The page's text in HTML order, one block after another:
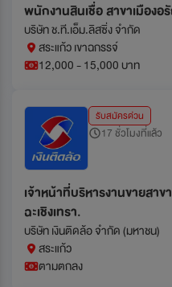
พนักงานสินเชื่อ สาขาเมืองอ
บริษัท ช.ที.เอ็ม.ลิสซิ่ง จำกัด
สระแก้ว เขาฉกรรจ์
12,000 - 15,000 บาท
รับสมัครด่วน
17 ชั่วโมงที่แล้ว
เจ้าหน้าที่บริหารงานขายสา
ฉะเชิงเทรา.
บริษัท เงินติดล้อ จำกัด (มหาชน)
สระแก้ว
ตามตกลง